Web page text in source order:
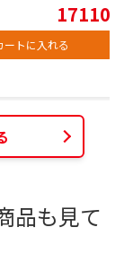
17110
ートに入れる
品も見て